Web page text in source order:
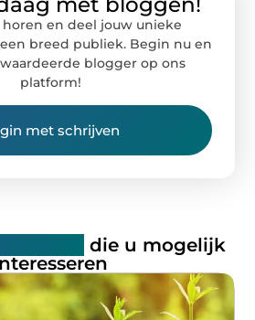
horen en deel jouw unieke
breed publiek. Begin nu en
blogger op ons
platform!
met schrijven
die u mogelijk